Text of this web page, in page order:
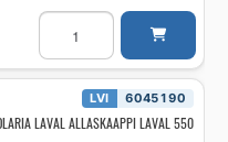
Allaskaappi
POLARIA
NOVAL
ALLASKAAPPI
NOVAL
määrä
LVI 6045190
LAVAL ALLASKAAPPI LAVAL 550